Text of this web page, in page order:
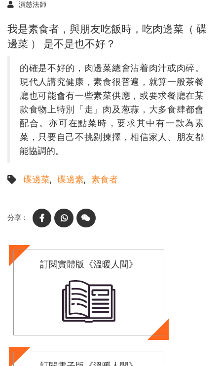
演慈法師
我是素食者，與朋友吃飯時，吃肉邊菜（ 碟
邊菜 ） 是不是也不好？
的確是不好的，肉邊菜總會沾着肉汁或肉碎。
現代人講究健康，素食很普遍，就算一般茶餐
廳也可能會有一些素菜供應，或要求餐廳在某
款食物上特別「走」肉及葱蒜，大多食肆都會
配合。亦可在點菜時，要求其中有一款為素
菜，只要自己不挑剔揀擇，相信家人、朋友都
能協調的。
碟邊菜 碟邊素 素食者
FacebookWhatsAppWeChat
訂閱實體版《溫暖人間》